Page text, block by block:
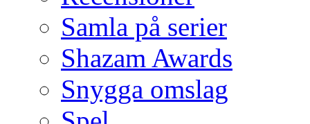
Samla på serier
Shazam Awards
Snygga omslag